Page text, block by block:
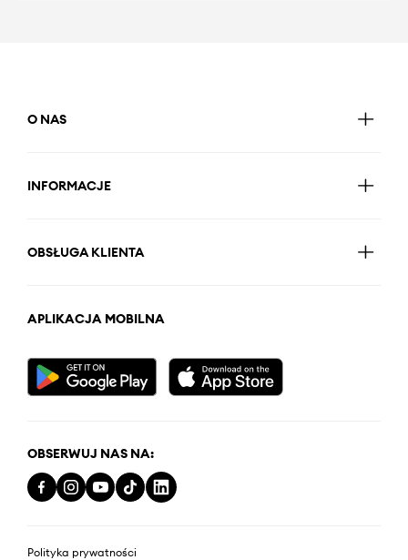
O NAS
INFORMACJE
OBSŁUGA KLIENTA
APLIKACJA MOBILNA
OBSERWUJ NAS NA:
Polityka prywatności